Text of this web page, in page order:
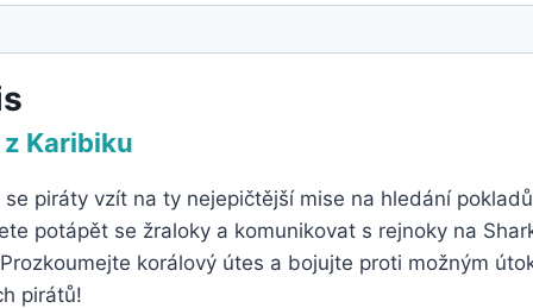
Karibiku
se piráty vzít na ty nejepičtější mise na hledání
potápět se žraloky a komunikovat s rejnoky na
korálový útes a bojujte proti možným
pirátů!